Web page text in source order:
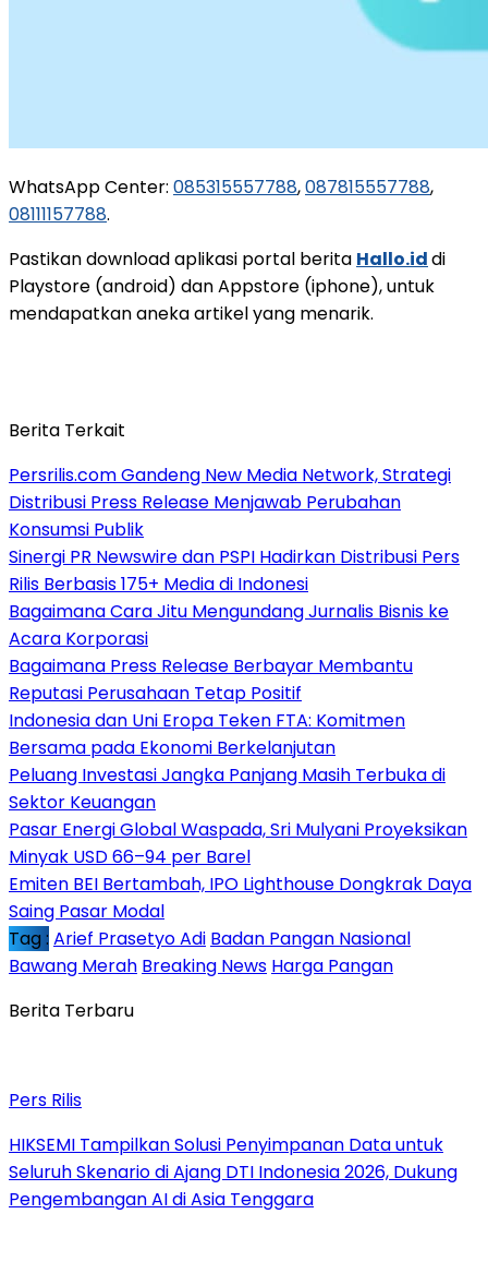
WhatsApp Center: 085315557788,087815557788,
08111157788.
Pastikan download aplikasi portal berita Hallo.iddi
Playstore (android) dan Appstore (iphone), untuk
mendapatkan aneka artikel yang menarik.
Berita Terkait
Persrilis.com Gandeng New Media Network, Strategi
Distribusi Press Release Menjawab Perubahan
Konsumsi Publik
Sinergi PR Newswire dan PSPI Hadirkan Distribusi Pers
Rilis Berbasis 175+ Media di Indonesi
Bagaimana Cara Jitu Mengundang Jurnalis Bisnis ke
Acara Korporasi
Bagaimana Press Release Berbayar Membantu
Reputasi Perusahaan Tetap Positif
Indonesia dan Uni Eropa Teken FTA: Komitmen
Bersama pada Ekonomi Berkelanjutan
Peluang Investasi Jangka Panjang Masih Terbuka di
Sektor Keuangan
Pasar Energi Global Waspada, Sri Mulyani Proyeksikan
Minyak USD 66–94 per Barel
Emiten BEI Bertambah, IPO Lighthouse Dongkrak Daya
Saing Pasar Modal
Tag : Arief Prasetyo Adi Badan Pangan Nasional
Bawang Merah Breaking News Harga Pangan
Berita Terbaru
Pers Rilis
HIKSEMI Tampilkan Solusi Penyimpanan Data untuk
Seluruh Skenario di Ajang DTI Indonesia 2026, Dukung
Pengembangan AI di Asia Tenggara